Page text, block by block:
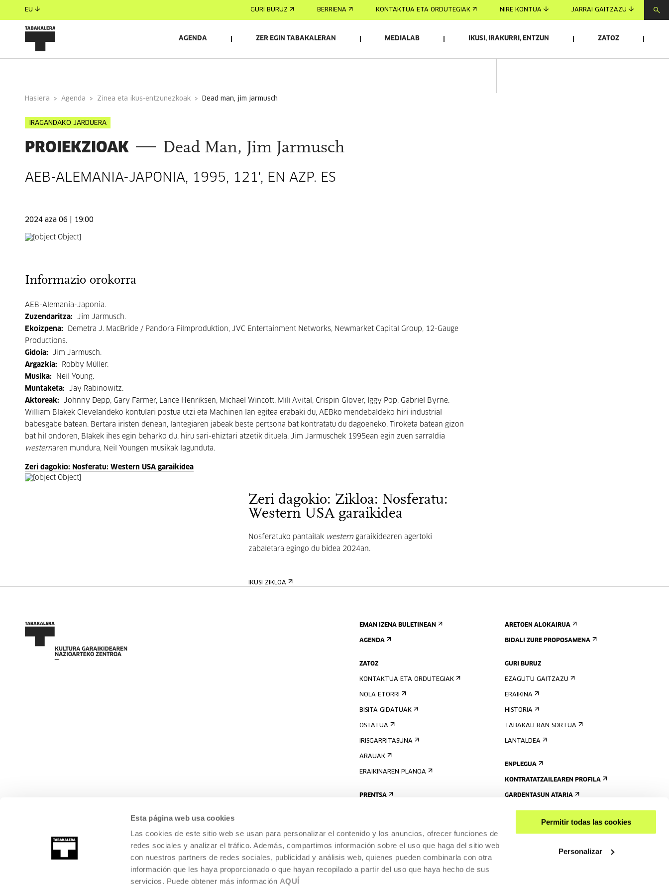
Esta página web usa cookies
Las cookies de este sitio web se usan para personalizar el contenido y los anuncios, ofrecer funciones de
redes sociales y analizar el tráfico. Además, compartimos información sobre el uso que haga del sitio web
con nuestros partners de redes sociales, publicidad y análisis web, quienes pueden combinarla con otra
información que les haya proporcionado o que hayan recopilado a partir del uso que haya hecho de sus
servicios. Puede obtener más información AQUÍ
Permitir todas las cookies
Personalizar
EU GURI BURUZ BERRIENA KONTAKTUA ETA ORDUTEGIAK NIRE KONTUA JARRAI GAITZAZU
AGENDA ZER EGIN TABAKALERAN MEDIALAB IKUSI, IRAKURRI, ENTZUN ZATOZ
Hasiera Agenda Zinea eta ikus-entzunezkoak dead man, jim jarmusch
IRAGANDAKO JARDUERA
PROIEKZIOAK Dead Man, Jim Jarmusch
AEB-ALEMANIA-JAPONIA, 1995, 121', EN AZP. ES
2024 aza 06 | 19:00
Informazio orokorra
AEB-Alemania-Japonia.
Zuzendaritza:
Jim Jarmusch.
Ekoizpena:
Demetra J. MacBride / Pandora Filmproduktion, JVC Entertainment Networks, Newmarket Capital Group, 12-Gauge
Productions.
Gidoia:
Jim Jarmusch.
Argazkia:
Robby Müller.
Musika:
Neil Young.
Muntaketa:
Jay Rabinowitz.
Aktoreak:
Johnny Depp, Gary Farmer, Lance Henriksen, Michael Wincott, Mili Avital, Crispin Glover, Iggy Pop, Gabriel Byrne.
William Blakek Clevelandeko kontulari postua utzi eta Machinen lan egitea erabaki du, AEBko mendebaldeko hiri industrial
babesgabe batean. Bertara iristen denean, lantegiaren jabeak beste pertsona bat kontratatu du dagoeneko. Tiroketa batean gizon
bat hil ondoren, Blakek ihes egin beharko du, hiru sari-ehiztari atzetik dituela. Jim Jarmuschek 1995ean egin zuen sarraldia
westernaren mundura, Neil Youngen musikak lagunduta.
Zeri dagokio: Nosferatu: Western USA garaikidea
Zeri dagokio: Zikloa: Nosferatu:
Western USA garaikidea
Nosferatuko pantailak westerngaraikidearen agertoki
zabaletara egingo du bidea 2024an.
IKUSI ZIKLOA
EMAN IZENA BULETINEAN
AGENDA
ZATOZ
KONTAKTUA ETA ORDUTEGIAK
NOLA ETORRI
BISITA GIDATUAK
OSTATUA
IRISGARRITASUNA
ARAUAK
ERAIKINAREN PLANOA
PRENTSA
ARETOEN ALOKAIRUA
BIDALI ZURE PROPOSAMENA
GURI BURUZ
EZAGUTU GAITZAZU
ERAIKINA
HISTORIA
TABAKALERAN SORTUA
LANTALDEA
ENPLEGUA
KONTRATATZAILEAREN PROFILA
GARDENTASUN ATARIA